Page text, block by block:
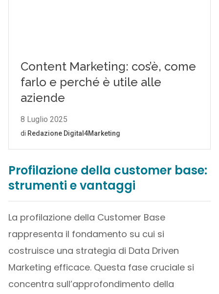
Profilazione della customer base:
strumenti e vantaggi
La profilazione della Customer Base
rappresenta il fondamento su cui si
costruisce una strategia di Data Driven
Marketing efficace. Questa fase cruciale si
concentra sull’approfondimento della